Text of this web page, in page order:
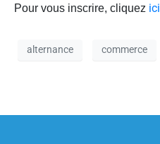
Pour vous inscrire, cliquez ici
alternance commerce